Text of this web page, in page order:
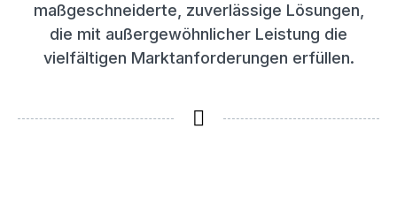
maßgeschneiderte, zuverlässige Lösungen,
die mit außergewöhnlicher Leistung die
vielfältigen Marktanforderungen erfüllen.